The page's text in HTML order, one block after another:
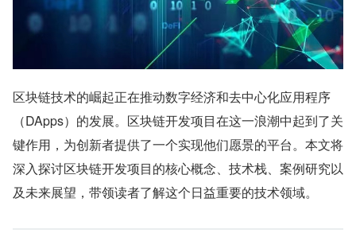
区块链技术的崛起正在推动数字经济和去中心化应用程序
（DApps）的发展。区块链开发项目在这一浪潮中起到了关
键作用，为创新者提供了一个实现他们愿景的平台。本文将
深入探讨区块链开发项目的核心概念、技术栈、案例研究以
及未来展望，带领读者了解这个日益重要的技术领域。